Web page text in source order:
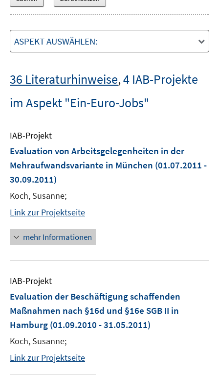
ASPEKT AUSWÄHLEN:
36 Literaturhinweise,4 IAB-Projekte
im Aspekt "Ein-Euro-Jobs"
IAB-Projekt
Evaluation von Arbeitsgelegenheiten in der
Mehraufwandsvariante in München (01.07.2011 -
30.09.2011)
Koch, Susanne;
Link zur Projektseite
mehr Informationen
IAB-Projekt
Evaluation der Beschäftigung schaffenden
Maßnahmen nach §16d und §16e SGB II in
Hamburg (01.09.2010 - 31.05.2011)
Koch, Susanne;
Link zur Projektseite